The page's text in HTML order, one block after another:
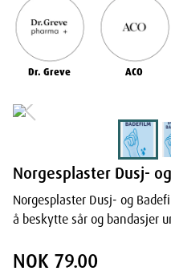
Dr. Greve ACO
Norgesplaster Dusj-
Norgesplaster Dusj- og
å beskytte sår og bandasjer
NOK 79.00